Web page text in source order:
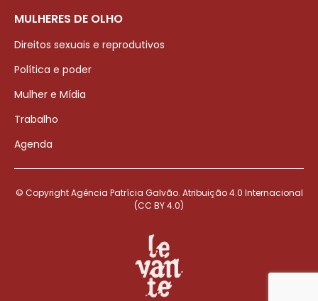
MULHERES DE OLHO
Direitos sexuais e reprodutivos
Política e poder
Mulher e Mídia
Trabalho
Agenda
© Copyright Agência Patrícia Galvão. Atribuição 4.0 Internacional
(CC BY 4.0)